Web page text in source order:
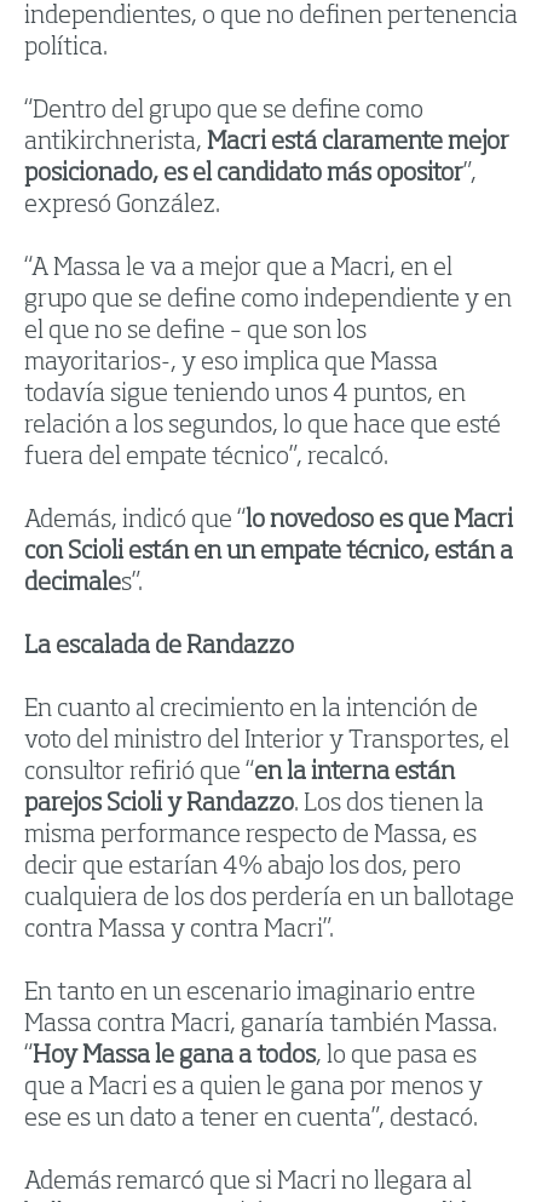
independientes, o que no definen pertenencia
política.
“Dentro del grupo que se define como
antikirchnerista, Macri está claramente mejor
posicionado, es el candidato más opositor”,
expresó González.
“A Massa le va a mejor que a Macri, en el
grupo que se define como independiente y en
el que no se define – que son los
mayoritarios-, y eso implica que Massa
todavía sigue teniendo unos 4 puntos, en
relación a los segundos, lo que hace que esté
fuera del empate técnico”, recalcó.
Además, indicó que “lo novedoso es que Macri
con Scioli están en un empate técnico, están a
decimales”.
La escalada de Randazzo
En cuanto al crecimiento en la intención de
voto del ministro del Interior y Transportes, el
consultor refirió que “en la interna están
parejos Scioli y Randazzo. Los dos tienen la
misma performance respecto de Massa, es
decir que estarían 4% abajo los dos, pero
cualquiera de los dos perdería en un ballotage
contra Massa y contra Macri”.
En tanto en un escenario imaginario entre
Massa contra Macri, ganaría también Massa.
“Hoy Massa le gana a todos, lo que pasa es
que a Macri es a quien le gana por menos y
ese es un dato a tener en cuenta”, destacó.
Además remarcó que si Macri no llegara al